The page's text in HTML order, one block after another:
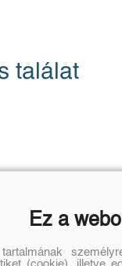
találat
Ez a
tartalmának
(cookie), illetve